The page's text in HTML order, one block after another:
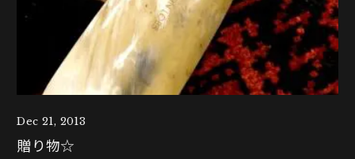
Dec 21, 2013
贈り物☆